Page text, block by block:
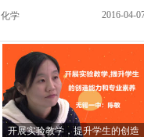
化学
2016-04-
开展实验教学，提升学生的创造